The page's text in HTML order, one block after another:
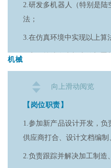
自身的技术能力和专业水平
9.具备一定英文基础，能看
10.熟练使用 Git 开发协作
信、计算机等相关专业，接
2.扎实的数学基础，熟悉
何。熟悉激光和视觉SLAM
合、滤波、优化等；
3.熟练掌握C++、python
ROS、ROS2，Linux系统；
4.熟悉SLAM中建图、定位
等算法。
【加分项】
1.熟悉常用开源库的使用，
2.研发多机器人（特别是
法；
3.在仿真环境中实现以上算
1.拥有机器人学、自动化
的教育背景；
2.具备使用机器人仿真平台
pybullet-drones、Isaacsim或
3.具备扎实的编程能力，熟
机械
向上滑动阅览
【岗位职责】
1.参加新产品设计开发，负
供应商打合、设计文档编制
2.负责跟踪并解决加工制造